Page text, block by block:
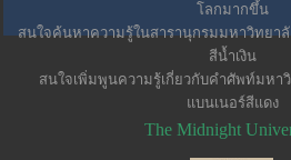
The Midnight
โลกมากขึ้น
สนใจค้นหาความรู้ในสารานุกรมมหาวิทยา
สีน้ำเงิน
สนใจเพิ่มพูนความรู้เกี่ยวกับคำศัพท์มหา
แบนเนอร์สีแดง